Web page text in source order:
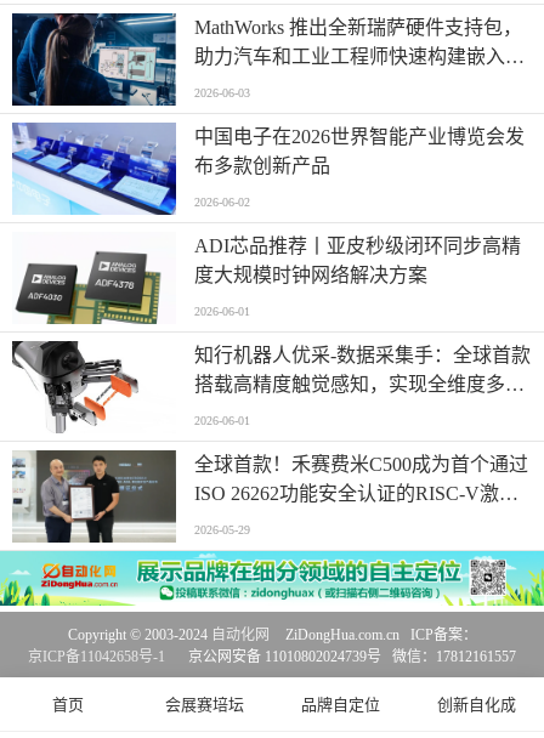
MathWorks 推出全新瑞萨硬件支持包，
助力汽车和工业工程师快速构建嵌入式
系统原型
2026-06-03
中国电子在2026世界智能产业博览会发
布多款创新产品
2026-06-02
ADI芯品推荐丨亚皮秒级闭环同步高精
度大规模时钟网络解决方案
2026-06-01
知行机器人优采-数据采集手：全球首款
搭载高精度触觉感知，实现全维度多模
态同步采集
2026-06-01
全球首款！禾赛费米C500成为首个通过
ISO 26262功能安全认证的RISC-V激光
雷达主控芯片
2026-05-29
首页 会展赛培坛 品牌自定位 创新自化成
Copyright © 2003-2024 自动化网
ZiDongHua.com.cn ICP备案：
京ICP备11042658号-1
京公网安备 11010802024739号 微信：17812161557